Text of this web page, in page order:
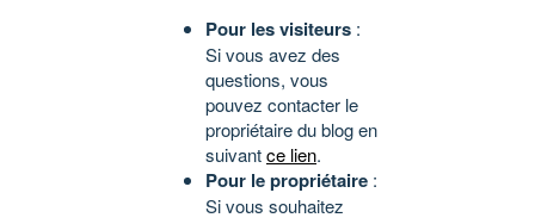
Pour les visiteurs :
Si vous avez des
questions, vous
pouvez contacter le
propriétaire du blog en
suivantce lien.
Pour le propriétaire :
Si vous souhaitez